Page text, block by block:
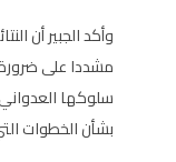
وأكد الجبير أن
مشددا على ضرورة
سلوكها
بشأن الخطوات